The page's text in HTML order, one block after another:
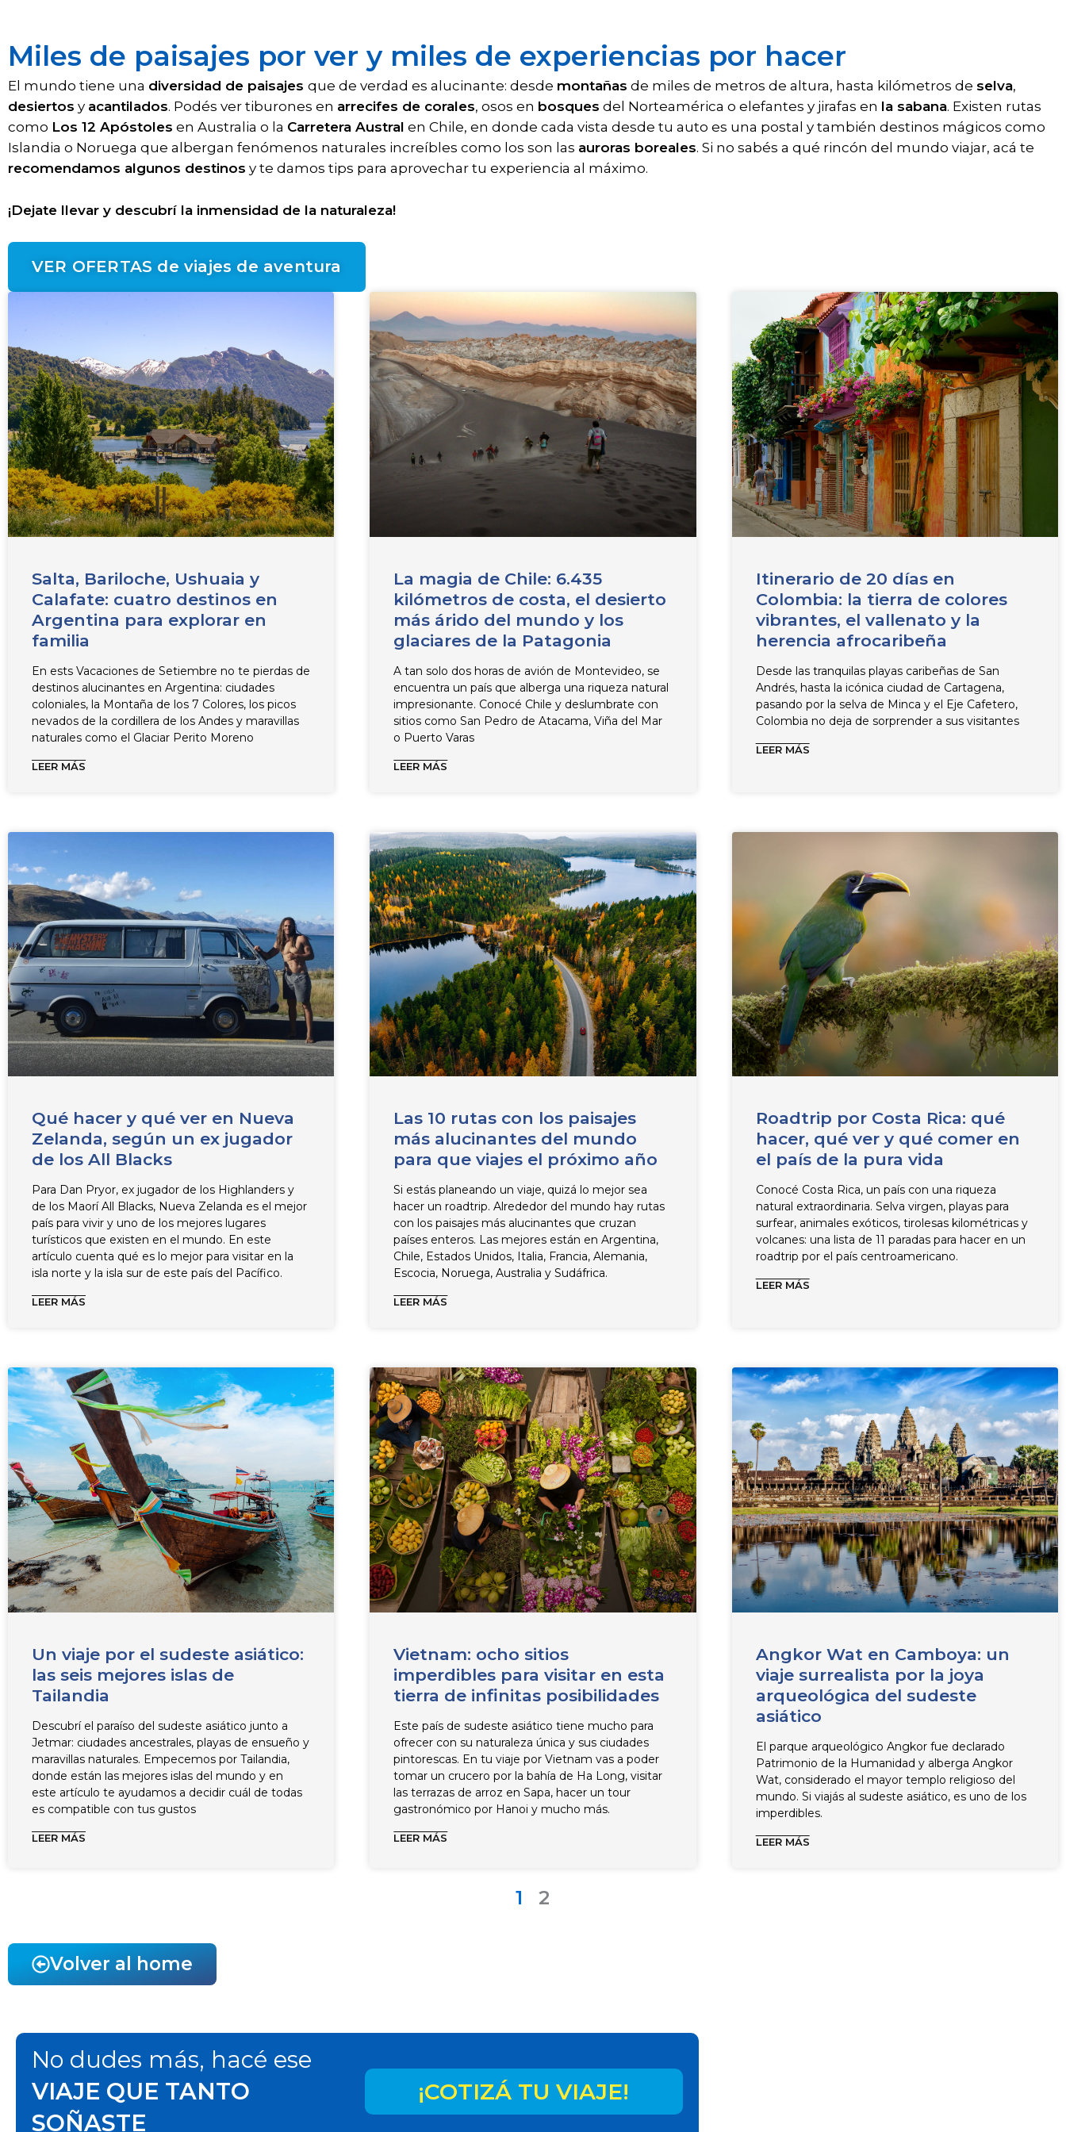
Miles de paisajes por ver y miles de experiencias por hacer
El mundo tiene una diversidad de paisajes que de verdad es alucinante: desde montañas de miles de metros de altura, hasta kilómetros de selva,
desiertos y acantilados. Podés ver tiburones en arrecifes de corales, osos en bosques del Norteamérica o elefantes y jirafas en la sabana. Existen rutas
como Los 12 Apóstoles en Australia o la Carretera Austral en Chile, en donde cada vista desde tu auto es una postal y también destinos mágicos como
Islandia o Noruega que albergan fenómenos naturales increíbles como los son las auroras boreales. Si no sabés a qué rincón del mundo viajar, acá te
recomendamos algunos destinos y te damos tips para aprovechar tu experiencia al máximo.
¡Dejate llevar y descubrí la inmensidad de la naturaleza!
VER OFERTAS de viajes de aventura
Salta, Bariloche, Ushuaia y
Calafate: cuatro destinos en
Argentina para explorar en
familia
En ests Vacaciones de Setiembre no te pierdas de
destinos alucinantes en Argentina: ciudades
coloniales, la Montaña de los 7 Colores, los picos
nevados de la cordillera de los Andes y maravillas
naturales como el Glaciar Perito Moreno
LEER MÁS
La magia de Chile: 6.435
kilómetros de costa, el desierto
más árido del mundo y los
glaciares de la Patagonia
A tan solo dos horas de avión de Montevideo, se
encuentra un país que alberga una riqueza natural
impresionante. Conocé Chile y deslumbrate con
sitios como San Pedro de Atacama, Viña del Mar
o Puerto Varas
LEER MÁS
Itinerario de 20 días en
Colombia: la tierra de colores
vibrantes, el vallenato y la
herencia afrocaribeña
Desde las tranquilas playas caribeñas de San
Andrés, hasta la icónica ciudad de Cartagena,
pasando por la selva de Minca y el Eje Cafetero,
Colombia no deja de sorprender a sus visitantes
LEER MÁS
Qué hacer y qué ver en Nueva
Zelanda, según un ex jugador
de los All Blacks
Para Dan Pryor, ex jugador de los Highlanders y
de los Maorí All Blacks, Nueva Zelanda es el mejor
país para vivir y uno de los mejores lugares
turísticos que existen en el mundo. En este
artículo cuenta qué es lo mejor para visitar en la
isla norte y la isla sur de este país del Pacífico.
LEER MÁS
Las 10 rutas con los paisajes
más alucinantes del mundo
para que viajes el próximo año
Si estás planeando un viaje, quizá lo mejor sea
hacer un roadtrip. Alrededor del mundo hay rutas
con los paisajes más alucinantes que cruzan
países enteros. Las mejores están en Argentina,
Chile, Estados Unidos, Italia, Francia, Alemania,
Escocia, Noruega, Australia y Sudáfrica.
LEER MÁS
Roadtrip por Costa Rica: qué
hacer, qué ver y qué comer en
el país de la pura vida
Conocé Costa Rica, un país con una riqueza
natural extraordinaria. Selva virgen, playas para
surfear, animales exóticos, tirolesas kilométricas y
volcanes: una lista de 11 paradas para hacer en un
roadtrip por el país centroamericano.
LEER MÁS
Un viaje por el sudeste asiático:
las seis mejores islas de
Tailandia
Descubrí el paraíso del sudeste asiático junto a
Jetmar: ciudades ancestrales, playas de ensueño y
maravillas naturales. Empecemos por Tailandia,
donde están las mejores islas del mundo y en
este artículo te ayudamos a decidir cuál de todas
es compatible con tus gustos
LEER MÁS
Vietnam: ocho sitios
imperdibles para visitar en esta
tierra de infinitas posibilidades
Este país de sudeste asiático tiene mucho para
ofrecer con su naturaleza única y sus ciudades
pintorescas. En tu viaje por Vietnam vas a poder
tomar un crucero por la bahía de Ha Long, visitar
las terrazas de arroz en Sapa, hacer un tour
gastronómico por Hanoi y mucho más.
LEER MÁS
Angkor Wat en Camboya: un
viaje surrealista por la joya
arqueológica del sudeste
asiático
El parque arqueológico Angkor fue declarado
Patrimonio de la Humanidad y alberga Angkor
Wat, considerado el mayor templo religioso del
mundo. Si viajás al sudeste asiático, es uno de los
imperdibles.
LEER MÁS
P
a
g
1
P
a
g
2
Volver al home
No dudes más, hacé ese
VIAJE QUE TANTO
SOÑASTE
¡COTIZÁ TU VIAJE!